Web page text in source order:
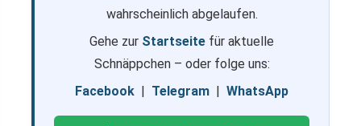
wahrscheinlich abgelaufen.
Gehe zur Startseite für aktuelle
Schnäppchen – oder folge uns:
Facebook | Telegram | WhatsApp